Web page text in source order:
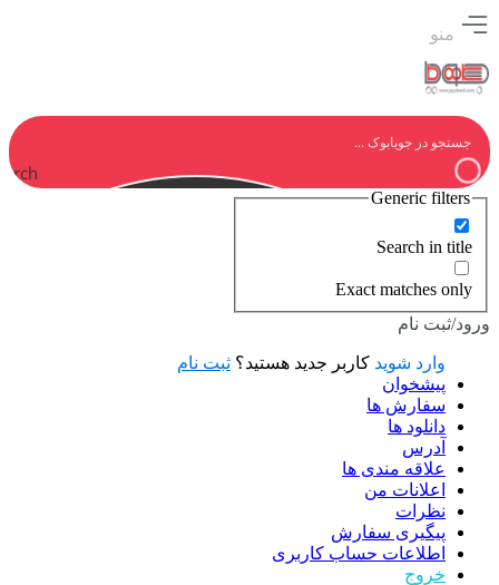
منو
Generic filters
Search in title
Exact matches only
ورود/ثبت نام
وارد شوید کاربر جدید هستید؟ ثبت نام
پیشخوان
سفارش ها
دانلود ها
آدرس
علاقه مندی ها
اعلانات من
نظرات
پیگیری سفارش
اطلاعات حساب كاربری
خروج